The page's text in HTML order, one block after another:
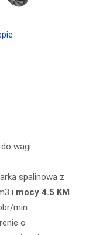
wagi
spalinowa z
i mocy 4.5 KM
min.
o